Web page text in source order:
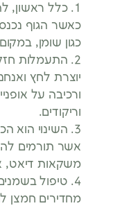
1. כלל
כאשר הגוף
כגון שומן,
2. התעמלות
יוצרת לחץ
ורכיבה על
וריקודים.
3. השינוי הוא
אשר תורמים
משקאות דיאט,
4. טיפול
מחדירים חמצן